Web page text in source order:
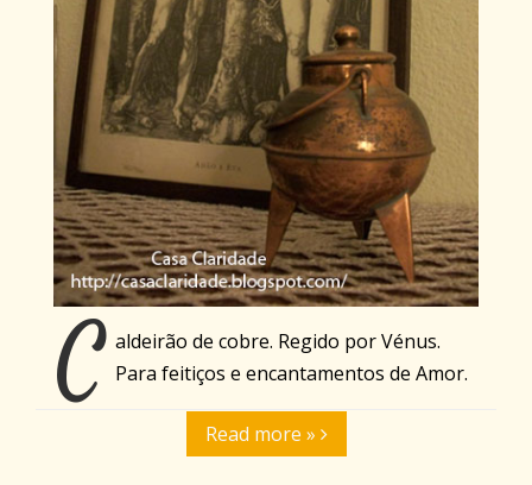
C aldeirão de cobre. Regido por Vénus.
Para feitiços e encantamentos de Amor.
Read more »